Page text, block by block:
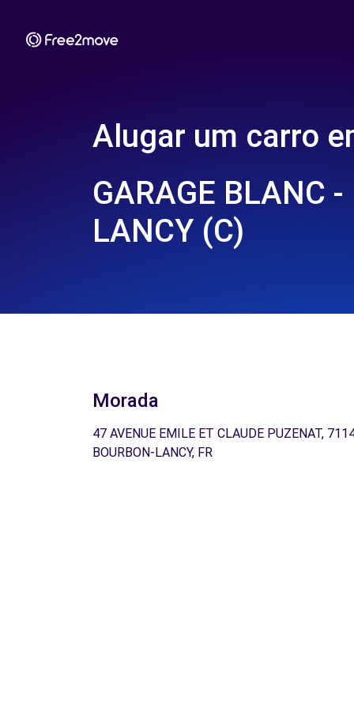
Alugar um carro
GARAGE BLANC -
LANCY (C)
Morada
47 AVENUE EMILE ET CLAUDE PUZENAT,
BOURBON-LANCY, FR